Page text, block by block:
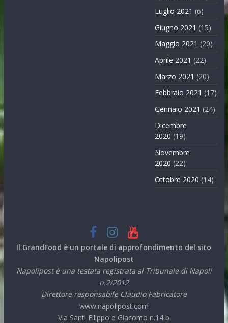
Luglio 2021 (6)
Giugno 2021 (15)
Maggio 2021 (20)
Aprile 2021 (22)
Marzo 2021 (20)
Febbraio 2021 (17)
Gennaio 2021 (24)
Dicembre
2020 (19)
Novembre
2020 (22)
Ottobre 2020 (14)
Il GrandFood è un portale di approfondimento del sito
Napolipost
Napolipost è una testata registrata al Tribunale di Napoli
n.2/2012
Direttore responsabile Claudio Fabricatore
www.napolipost.com
Via Santi Filippo e Giacomo n.14 b